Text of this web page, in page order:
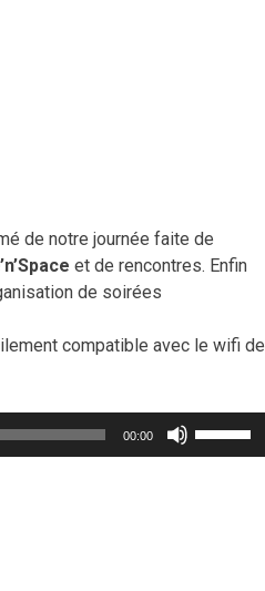
de notre journée faite de
et de rencontres. Enfin
de soirées
compatible avec le wifi de
00:00